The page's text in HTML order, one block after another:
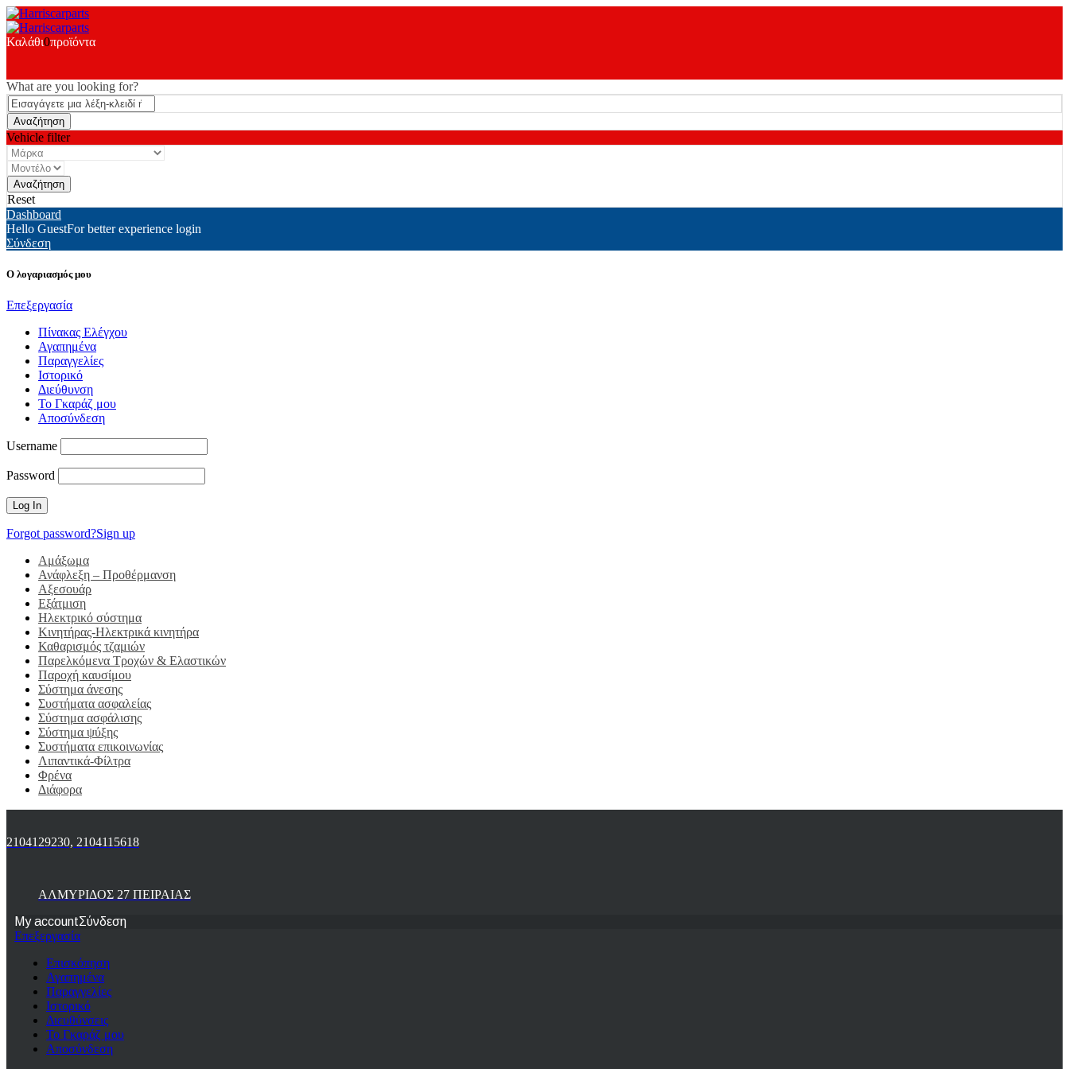
Καλάθι0προϊόντα
What are you looking for?
Vehicle filter
Reset
Dashboard
Hello GuestFor better experience login
Σύνδεση
Ο λογαριασμός μου
Επεξεργασία
Πίνακας Ελέγχου
Αγαπημένα
Παραγγελίες
Ιστορικό
Διεύθυνση
Το Γκαράζ μου
Αποσύνδεση
Username
Password
Forgot password?Sign up
Αμάξωμα
Ανάφλεξη – Προθέρμανση
Αξεσουάρ
Εξάτμιση
Ηλεκτρικό σύστημα
Κινητήρας-Ηλεκτρικά κινητήρα
Καθαρισμός τζαμιών
Παρελκόμενα Τροχών & Ελαστικών
Παροχή καυσίμου
Σύστημα άνεσης
Συστήματα ασφαλείας
Σύστημα ασφάλισης
Σύστημα ψύξης
Συστήματα επικοινωνίας
Λιπαντικά-Φίλτρα
Φρένα
Διάφορα
2104129230, 2104115618
ΑΛΜΥΡΙΔΟΣ 27 ΠΕΙΡΑΙΑΣ
My accountΣύνδεση
Επεξεργασία
Επισκόπηση
Αγαπημένα
Παραγγελίες
Ιστορικό
Διευθύνσεις
Το Γκαράζ μου
Αποσύνδεση